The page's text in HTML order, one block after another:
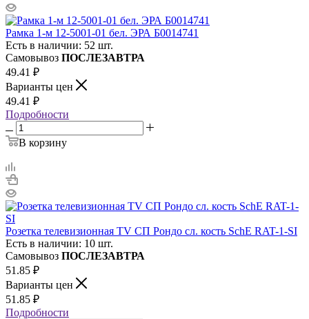
Рамка 1-м 12-5001-01 бел. ЭРА Б0014741
Есть в наличии: 52 шт.
Самовывоз ПОСЛЕЗАВТРА
49.41 ₽
Варианты цен
49.41 ₽
Подробности
В корзину
Розетка телевизионная TV СП Рондо сл. кость SchE RAT-1-SI
Есть в наличии: 10 шт.
Самовывоз ПОСЛЕЗАВТРА
51.85 ₽
Варианты цен
51.85 ₽
Подробности